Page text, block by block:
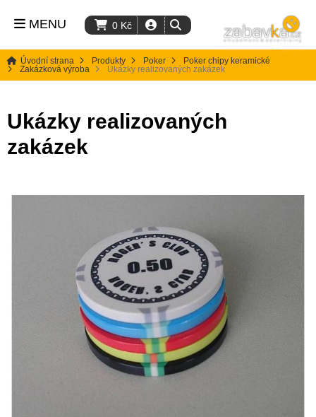
0 Kč
MENU
Úvodní strana Produkty Poker
Poker chipy keramické
Zakázková výroba
Ukázky realizovaných zakázek
Ukázky realizovaných
zakázek